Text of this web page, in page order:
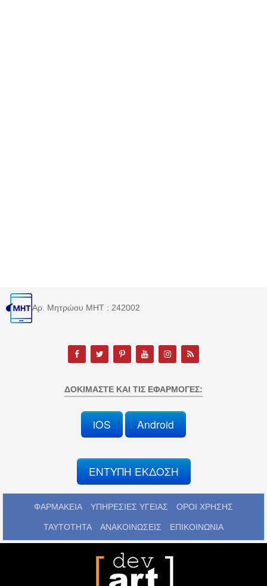
Αρ. Μητρώου MHT : 242002
ΔΟΚΙΜΆΣΤΕ ΚΑΙ ΤΙΣ ΕΦΑΡΜΟΓΈΣ:
iOS Android
ΕΝΤΥΠΗ ΕΚΔΟΣΗ
ΦΑΡΜΑΚΕΙΑ ΥΠΗΡΕΣΙΕΣ ΥΓΕΙΑΣ ΟΡΟΙ ΧΡΗΣΗΣ
ΤΑΥΤΟΤΗΤΑ ΑΝΑΚΟΙΝΩΣΕΙΣ ΕΠΙΚΟΙΝΩΝΙΑ